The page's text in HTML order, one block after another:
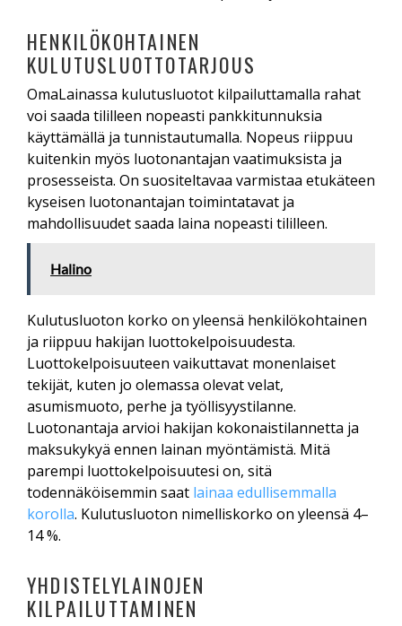
HENKILÖKOHTAINEN
KULUTUSLUOTTOTARJOUS
OmaLainassa kulutusluotot kilpailuttamalla rahat
voi saada tililleen nopeasti pankkitunnuksia
käyttämällä ja tunnistautumalla. Nopeus riippuu
kuitenkin myös luotonantajan vaatimuksista ja
prosesseista. On suositeltavaa varmistaa etukäteen
kyseisen luotonantajan toimintatavat ja
mahdollisuudet saada laina nopeasti tililleen.
Halino
Kulutusluoton korko on yleensä henkilökohtainen
ja riippuu hakijan luottokelpoisuudesta.
Luottokelpoisuuteen vaikuttavat monenlaiset
tekijät, kuten jo olemassa olevat velat,
asumismuoto, perhe ja työllisyystilanne.
Luotonantaja arvioi hakijan kokonaistilannetta ja
maksukykyä ennen lainan myöntämistä. Mitä
parempi luottokelpoisuutesi on, sitä
todennäköisemmin saat lainaa edullisemmalla
korolla. Kulutusluoton nimelliskorko on yleensä 4–
14 %.
YHDISTELYLAINOJEN
KILPAILUTTAMINEN